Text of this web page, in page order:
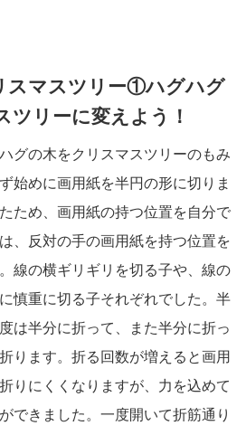
マスツリー①ハグハグ
ツリーに変えよう！
グの木をクリスマスツリーのもみ
始めに画用紙を半円の形に切りま
ため、画用紙の持つ位置を自分で
、反対の手の画用紙を持つ位置を
線の横ギリギリを切る子や、線の
慎重に切る子それぞれでした。半
は半分に折って、また半分に折っ
ります。折る回数が増えると画用
りにくくなりますが、力を込めて
できました。一度開いて折筋通り